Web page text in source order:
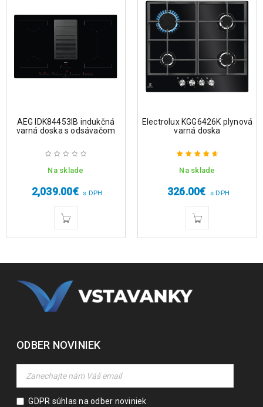
AEG IDK84453IB indukčná
varná doska s odsávačom
Na sklade
2,039.00€ s DPH
Electrolux KGG6426K plynová
varná doska
Hodnotenie
Na sklade
326.00€ s DPH
ODBER NOVINIEK
GDPR súhlas na odber noviniek